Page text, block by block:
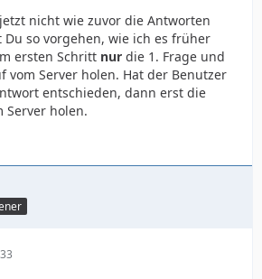
nicht wie zuvor die Antworten
Du so vorgehen, wie ich es früher
ersten Schritt nur die 1. Frage und
vom Server holen. Hat der Benutzer
entschieden, dann erst die
Server holen.